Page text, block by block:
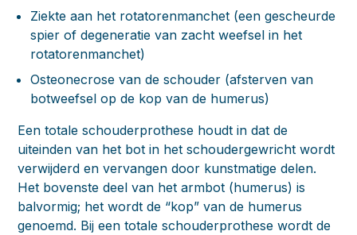
Ziekte aan het rotatorenmanchet (een gescheurde
spier of degeneratie van zacht weefsel in het
rotatorenmanchet)
Osteonecrose van de schouder (afsterven van
botweefsel op de kop van de humerus)
Een totale schouderprothese houdt in dat de
uiteinden van het bot in het schoudergewricht wordt
verwijderd en vervangen door kunstmatige delen.
Het bovenste deel van het armbot (humerus) is
balvormig; het wordt de “kop” van de humerus
genoemd. Bij een totale schouderprothese wordt de